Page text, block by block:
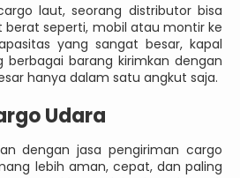
laut, seorang distributor bisa
seperti, mobil atau montir ke
yang sangat besar, kapal
barang kirimkan dengan
hanya dalam satu angkut saja.
Udara
dengan jasa pengiriman cargo
lebih aman, cepat, dan paling